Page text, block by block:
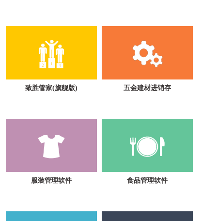
致胜管家(旗舰版) 五金建材进销存
服装管理软件 食品管理软件